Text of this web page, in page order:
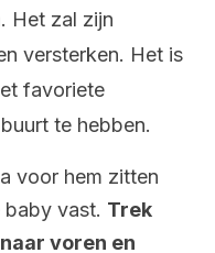
Het zal zijn
versterken. Het is
favoriete
te hebben.
voor hem zitten
baby vast. Trek
voren en